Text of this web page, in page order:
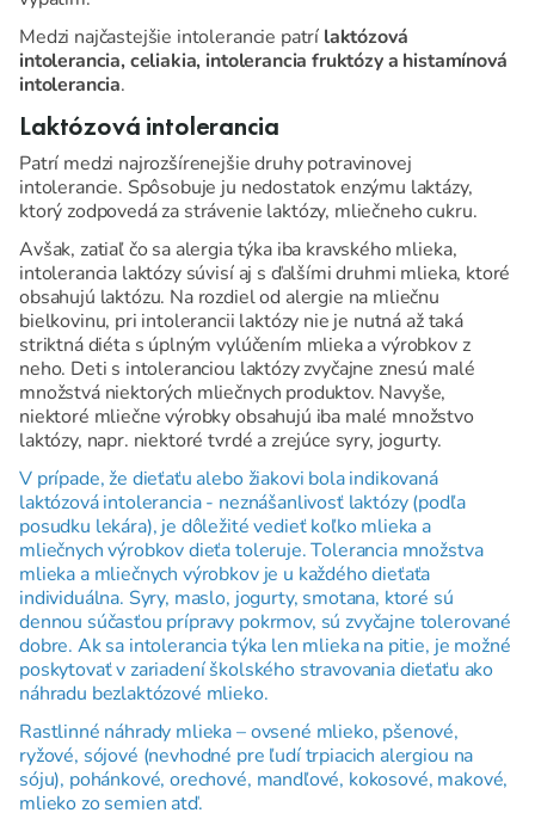
Medzi najčastejšie intolerancie patrí laktózová
intolerancia, celiakia, intolerancia fruktózy a histamínová
intolerancia.
Laktózová intolerancia
Patrí medzi najrozšírenejšie druhy potravinovej
intolerancie. Spôsobuje ju nedostatok enzýmu laktázy,
ktorý zodpovedá za strávenie laktózy, mliečneho cukru.
Avšak, zatiaľ čo sa alergia týka iba kravského mlieka,
intolerancia laktózy súvisí aj s ďalšími druhmi mlieka, ktoré
obsahujú laktózu. Na rozdiel od alergie na mliečnu
bielkovinu, pri intolerancii laktózy nie je nutná až taká
striktná diéta s úplným vylúčením mlieka a výrobkov z
neho. Deti s intoleranciou laktózy zvyčajne znesú malé
množstvá niektorých mliečnych produktov. Navyše,
niektoré mliečne výrobky obsahujú iba malé množstvo
laktózy, napr. niektoré tvrdé a zrejúce syry, jogurty.
V prípade, že dieťaťu alebo žiakovi bola indikovaná
laktózová intolerancia - neznášanlivosť laktózy (podľa
posudku lekára), je dôležité vedieť koľko mlieka a
mliečnych výrobkov dieťa toleruje. Tolerancia množstva
mlieka a mliečnych výrobkov je u každého dieťaťa
individuálna. Syry, maslo, jogurty, smotana, ktoré sú
dennou súčasťou prípravy pokrmov, sú zvyčajne tolerované
dobre. Ak sa intolerancia týka len mlieka na pitie, je možné
poskytovať v zariadení školského stravovania dieťaťu ako
náhradu bezlaktózové mlieko.
Rastlinné náhrady mlieka – ovsené mlieko, pšenové,
ryžové, sójové (nevhodné pre ľudí trpiacich alergiou na
sóju), pohánkové, orechové, mandľové, kokosové, makové,
mlieko zo semien atď.